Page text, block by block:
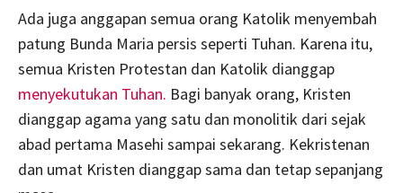
Ada juga anggapan semua orang Katolik menyembah
patung Bunda Maria persis seperti Tuhan. Karena itu,
semua Kristen Protestan dan Katolik dianggap
menyekutukan Tuhan. Bagi banyak orang, Kristen
dianggap agama yang satu dan monolitik dari sejak
abad pertama Masehi sampai sekarang. Kekristenan
dan umat Kristen dianggap sama dan tetap sepanjang